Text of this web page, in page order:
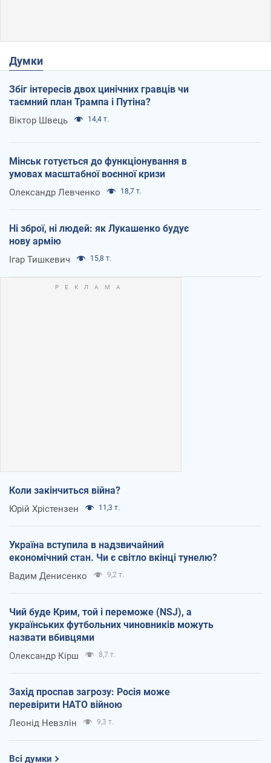
Думки
Збіг інтересів двох цинічних гравців чи
таємний план Трампа і Путіна?
Віктор Швець 14,4 т.
Мінськ готується до функціонування в
умовах масштабної воєнної кризи
Олександр Левченко 18,7 т.
Ні зброї, ні людей: як Лукашенко будує
нову армію
Ігар Тишкевич 15,8 т.
Коли закінчиться війна?
Юрій Хрістензен 11,3 т.
Україна вступила в надзвичайний
економічний стан. Чи є світло вкінці тунелю?
Вадим Денисенко 9,2 т.
Чий буде Крим, той і переможе (NSJ), а
українських футбольних чиновників можуть
назвати вбивцями
Олександр Кірш 8,7 т.
Захід проспав загрозу: Росія може
перевірити НАТО війною
Леонід Невзлін 9,3 т.
Всі думки